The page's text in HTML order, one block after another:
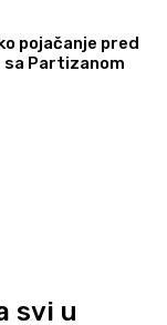
pojačanje pred
Partizanom